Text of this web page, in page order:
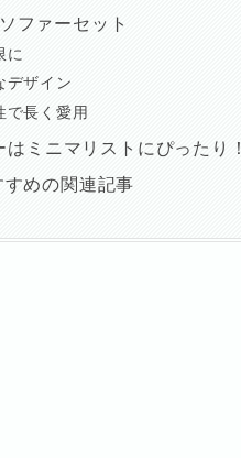
ファーセット
に
ザイン
長く愛用
ミニマリストにぴったり！
めの関連記事